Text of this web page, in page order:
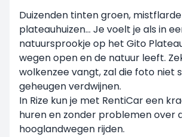
Duizenden tinten groen,
plateauhuizen... Je voelt je als in
natuursprookje op het Gito
wegen open en de natuur leeft.
wolkenzee vangt, zal die foto niet
geheugen verdwijnen.
In Rize kun je met RentiCar een
huren en zonder problemen over
hooglandwegen rijden.